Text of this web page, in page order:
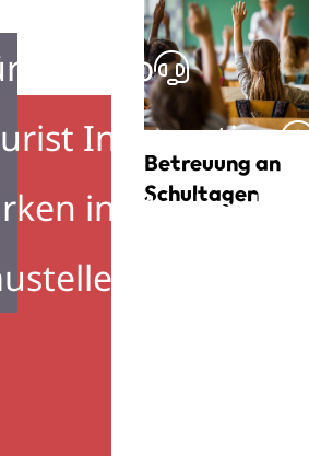
Information
in Mosbach
in Mosbach
Betreuung an
Schultagen